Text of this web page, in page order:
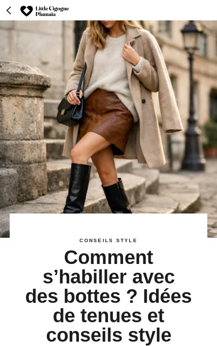
CONSEILS STYLE
Comment
s’habiller avec
des bottes ? Idées
de tenues et
conseils style